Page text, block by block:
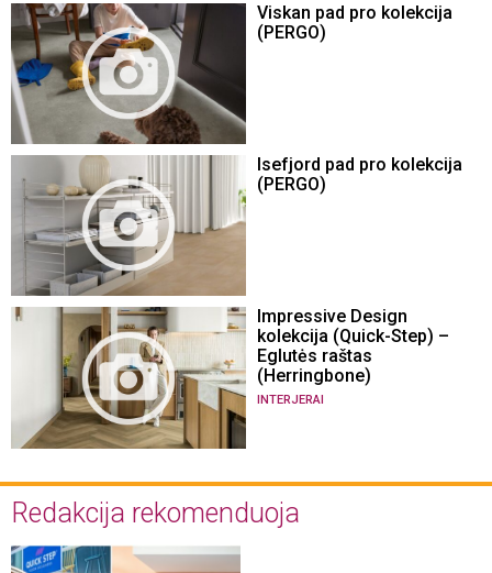
Viskan pad pro kolekcija
(PERGO)
Isefjord pad pro kolekcija
(PERGO)
Impressive Design
kolekcija (Quick-Step) –
Eglutės raštas
(Herringbone)
INTERJERAI
Redakcija rekomenduoja